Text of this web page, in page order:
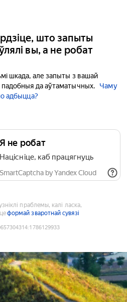
што запыты
вы, а не робат
шкада, але запыты з вашай
да аўтаматычных.
Чаму
адбыцца?
Я не робат
Націсніце, каб працягнуць
SmartCaptcha by Yandex Cloud
праблемы, калі ласка,
формай зваротнай сувязі
:1786129933